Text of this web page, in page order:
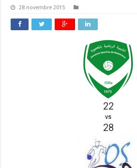
28 novembre 2015
22
vs
28